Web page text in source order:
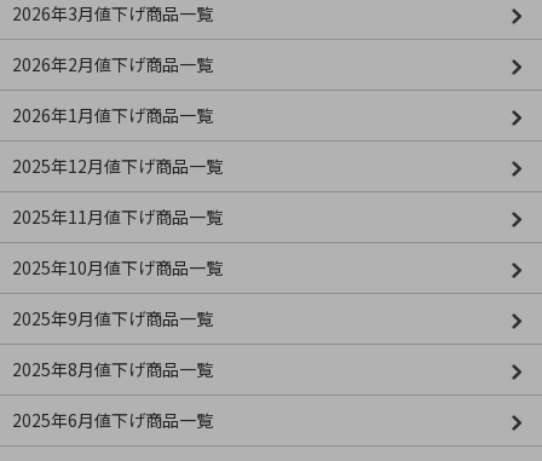
2026年3月値下げ商品一覧
2026年2月値下げ商品一覧
2026年1月値下げ商品一覧
2025年12月値下げ商品一覧
2025年11月値下げ商品一覧
2025年10月値下げ商品一覧
2025年9月値下げ商品一覧
2025年8月値下げ商品一覧
2025年6月値下げ商品一覧